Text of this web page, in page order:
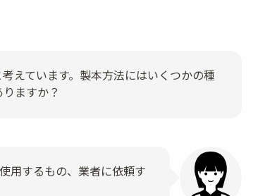
えています。製本方法にはいくつかの種
ますか？
用するもの、業者に依頼す